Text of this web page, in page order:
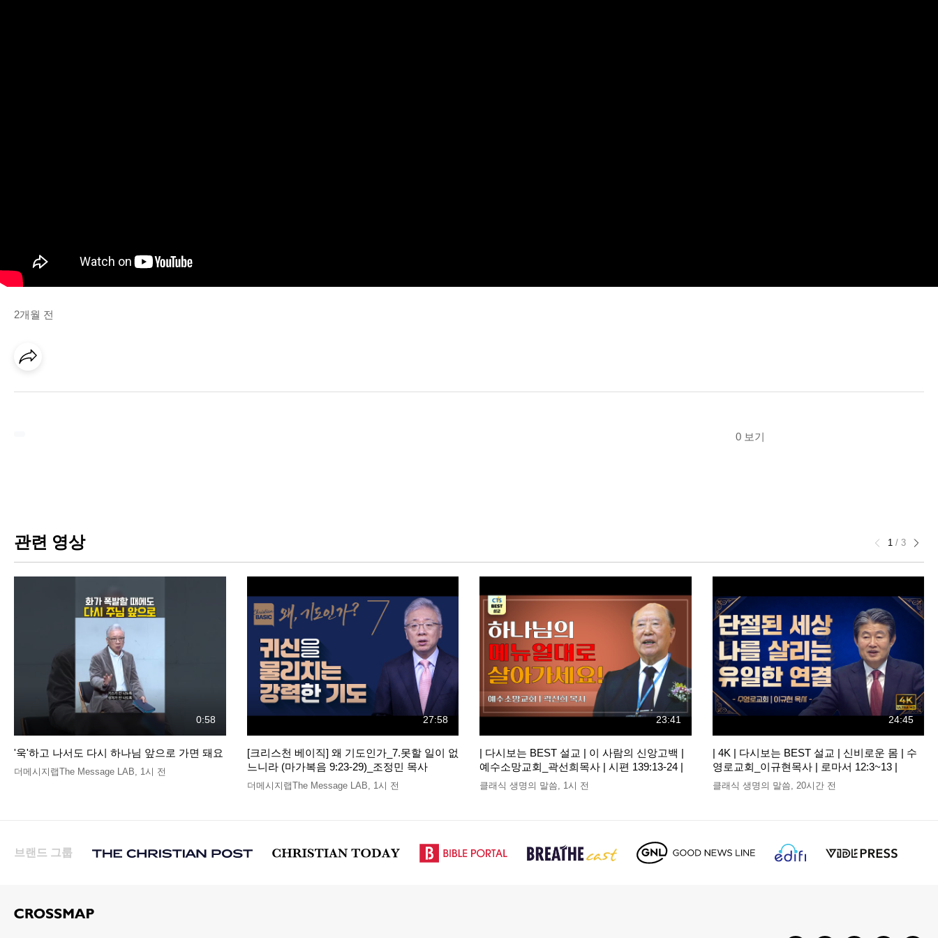
2개월 전
0 보기
관련 영상 1 / 3
0:58
'욱'하고 나서도 다시 하나님 앞으로 가면 돼요
더메시지랩The Message LAB 1시 전
27:58
[크리스천 베이직] 왜 기도인가_7.못할 일이 없
느니라 (마가복음 9:23-29)_조정민 목사
더메시지랩The Message LAB 1시 전
23:41
| 다시보는 BEST 설교 | 이 사람의 신앙고백 |
예수소망교회_곽선희목사 | 시편 139:13-24 |
클래식 생명의 말씀 1시 전
24:45
| 4K | 다시보는 BEST 설교 | 신비로운 몸 | 수
영로교회_이규현목사 | 로마서 12:3~13 |
클래식 생명의 말씀 20시간 전
브랜드 그룹